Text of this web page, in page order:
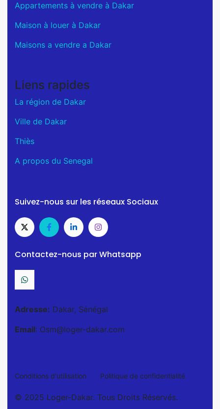
Appartements à vendre à Dakar
Maison à louer à Dakar
Maisons a vendre a Dakar
Liens rapides
La région de Dakar
Ville de Dakar
Thiès
A propos du Senegal
Suivez-nous sur les réseaux Sociaux
Contactez-nous par Whatsapp
Adresse: Dakar, Sénégal
Email: Osm@loger-dakar.com
Conditions d'utilisation Politique de confidentialité
© 2025 Loger-Dakar. Tous Droits Réservés.